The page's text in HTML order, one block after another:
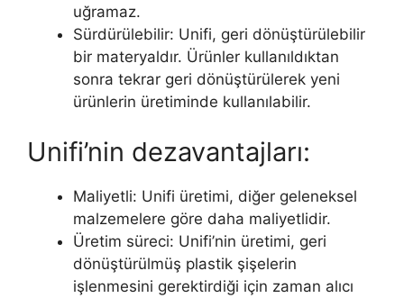
uğramaz.
Sürdürülebilir: Unifi, geri dönüştürülebilir
bir materyaldır. Ürünler kullanıldıktan
sonra tekrar geri dönüştürülerek yeni
ürünlerin üretiminde kullanılabilir.
Unifi’nin dezavantajları:
Maliyetli: Unifi üretimi, diğer geleneksel
malzemelere göre daha maliyetlidir.
Üretim süreci: Unifi’nin üretimi, geri
dönüştürülmüş plastik şişelerin
işlenmesini gerektirdiği için zaman alıcı